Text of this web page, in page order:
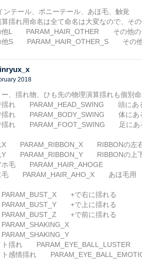
ンテール、ポニーテール、あほ毛、触覚
揺れ用命名は全て命名は大変なので、そ
他L PARAM_HAIR_OTHER その他の
他S PARAM_HAIR_OTHER_S その他
2018
、揺れ物、ひも先の物理演算揺れも個別
揺れ PARAM_HEAD_SWING 頭にある
揺れ PARAM_BODY_SWING 体にある
揺れ PARAM_FOOT_SWING 足にある
X PARAM_RIBBON_X RIBBONの左
Y PARAM_RIBBON_Y RIBBONの上
毛 PARAM_HAIR_AHOGE
毛 PARAM_HAIR_AHO_X あほ毛用
+で右に揺れる
+で上に揺れる
+で前に揺れる
ト揺れ PARAM_EYE_BALL_LUSTER
ト感情揺れ